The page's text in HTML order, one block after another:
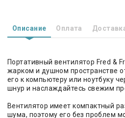
Описание Оплата
Портативный вентилятор Fred &
жарком и душном пространстве
его к компьютеру или ноутбуку
шнур и наслаждайтесь свежим
Вентилятор имеет компактный
шума, поэтому его без проблем